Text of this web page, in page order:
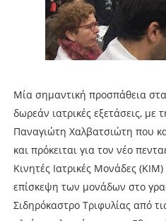
Μία σημαντική προσπάθεια
δωρεάν ιατρικές εξετάσεις, με
Παναγιώτη Χαλβατσιώτη που
και πρόκειται για τον νέο
Κινητές Ιατρικές Μονάδες
επίσκεψη των μονάδων στο
Σιδηρόκαστρο Τριφυλίας από